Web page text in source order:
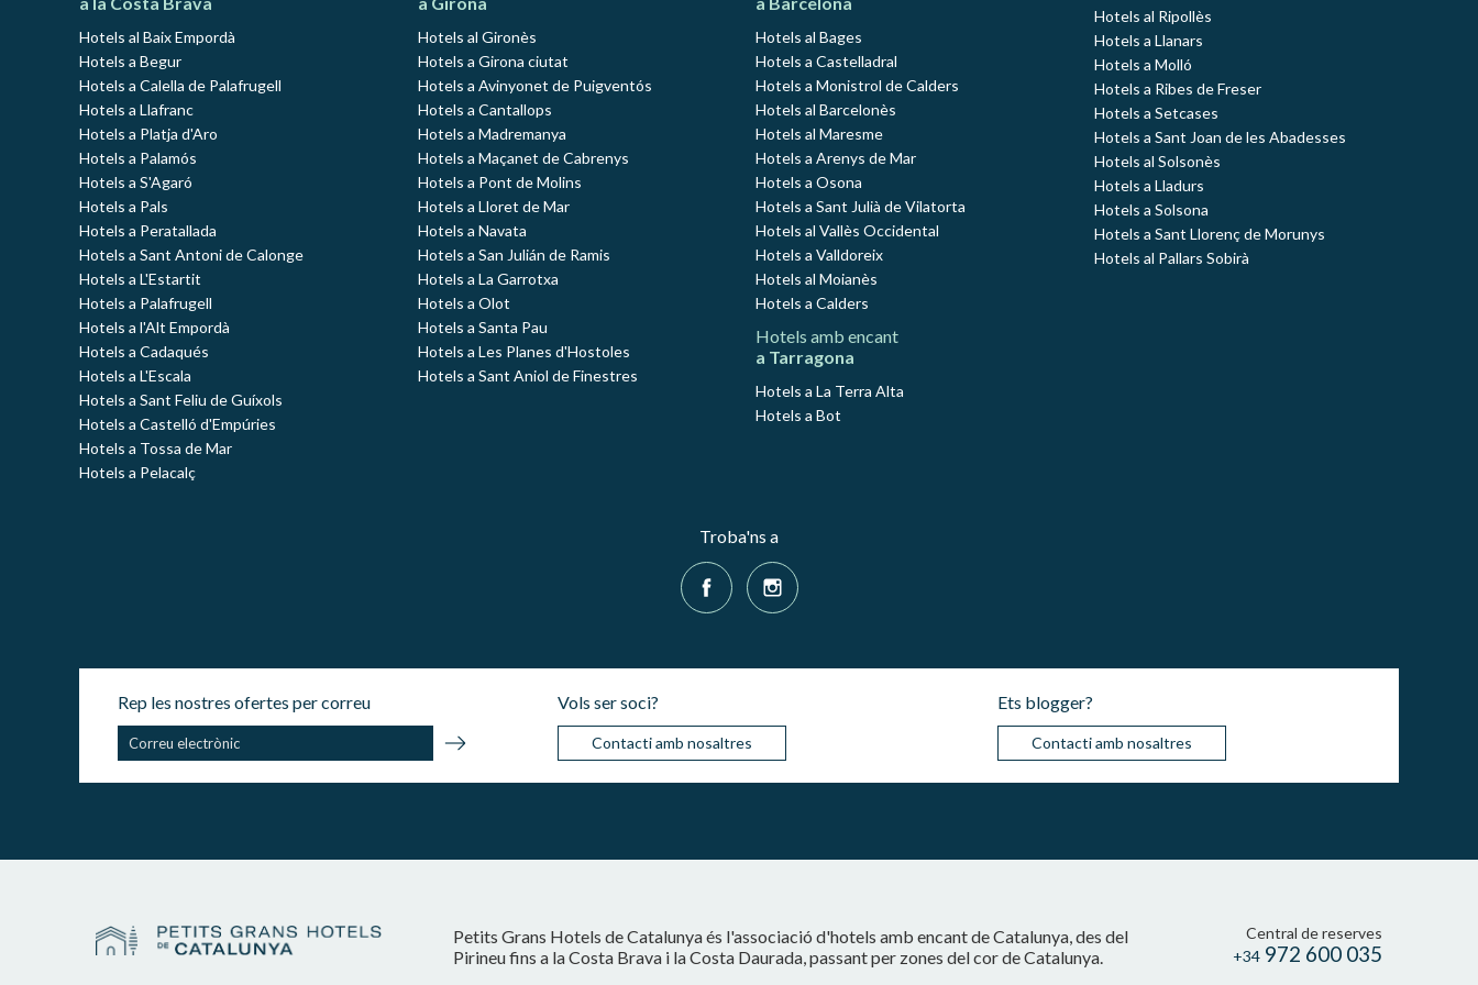
Hotels al Baix Empordà
Hotels a Begur
Hotels a Calella de Palafrugell
Hotels a Llafranc
Hotels a Platja d'Aro
Hotels a Palamós
Hotels a S'Agaró
Hotels a Pals
Hotels a Peratallada
Hotels a Sant Antoni de Calonge
Hotels a L'Estartit
Hotels a Palafrugell
Hotels a l'Alt Empordà
Hotels a Cadaqués
Hotels a L'Escala
Hotels a Sant Feliu de Guíxols
Hotels a Castelló d'Empúries
Hotels a Tossa de Mar
Hotels a Pelacalç
Hotels al Gironès
Hotels a Girona ciutat
Hotels a Avinyonet de Puigventós
Hotels a Cantallops
Hotels a Madremanya
Hotels a Maçanet de Cabrenys
Hotels a Pont de Molins
Hotels a Lloret de Mar
Hotels a Navata
Hotels a San Julián de Ramis
Hotels a La Garrotxa
Hotels a Olot
Hotels a Santa Pau
Hotels a Les Planes d'Hostoles
Hotels a Sant Aniol de Finestres
Hotels al Bages
Hotels a Castelladral
Hotels a Monistrol de Calders
Hotels al Barcelonès
Hotels al Maresme
Hotels a Arenys de Mar
Hotels a Osona
Hotels a Sant Julià de Vilatorta
Hotels al Vallès Occidental
Hotels a Valldoreix
Hotels al Moianès
Hotels a Calders
Hotels amb encant
a Tarragona
Hotels a La Terra Alta
Hotels a Bot
Hotels al Ripollès
Hotels a Llanars
Hotels a Molló
Hotels a Ribes de Freser
Hotels a Setcases
Hotels a Sant Joan de les Abadesses
Hotels al Solsonès
Hotels a Lladurs
Hotels a Solsona
Hotels a Sant Llorenç de Morunys
Hotels al Pallars Sobirà
Troba'ns a
Rep les nostres ofertes per correu Vols ser soci?
Contacti amb nosaltres
Ets blogger?
Contacti amb nosaltres
Petits Grans Hotels de Catalunya és l'associació d'hotels amb encant de Catalunya, des del
Pirineu fins a la Costa Brava i la Costa Daurada, passant per zones del cor de Catalunya.
Central de reserves
+34 972 600 035